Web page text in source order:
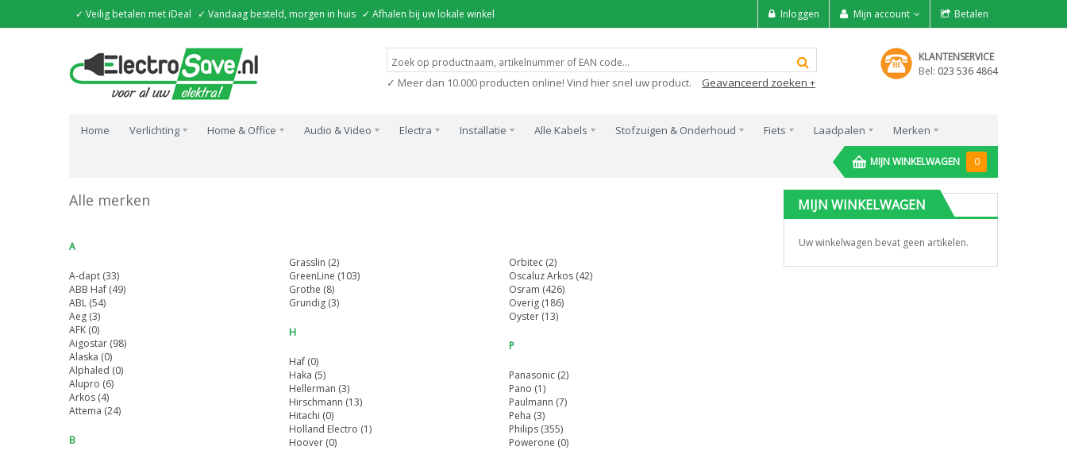
✓ Veilig betalen met iDeal ✓ Vandaag besteld, morgen in huis ✓ Afhalen bij uw lokale winkel Betalen
Mijn account
Inloggen
Geavanceerd zoeken +
✓ Meer dan 10.000 producten online! Vind hier snel uw product.
KLANTENSERVICE
Bel: 023 536 4864
Home Verlichting Home & Office Audio & Video Electra Installatie Alle Kabels Stofzuigen & Onderhoud Fiets Laadpalen Merken
MIJN WINKELWAGEN 0
Alle merken
A
A-dapt (33)
ABB Haf (49)
ABL (54)
Aeg (3)
AFK (0)
Aigostar (98)
Alaska (0)
Alphaled (0)
Alupro (6)
Arkos (4)
Attema (24)
B
Grasslin (2)
GreenLine (103)
Grothe (8)
Grundig (3)
H
Haf (0)
Haka (5)
Hellerman (3)
Hirschmann (13)
Hitachi (0)
Holland Electro (1)
Hoover (0)
Orbitec (2)
Oscaluz Arkos (42)
Osram (426)
Overig (186)
Oyster (13)
P
Panasonic (2)
Pano (1)
Paulmann (7)
Peha (3)
Philips (355)
Powerone (0)
MIJN WINKELWAGEN
Uw winkelwagen bevat geen artikelen.